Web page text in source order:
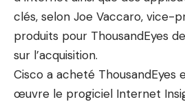
clés, selon Joe Vaccaro, vice-
produits pour ThousandEyes
sur l’acquisition.
Cisco a acheté ThousandEyes
œuvre le progiciel Internet